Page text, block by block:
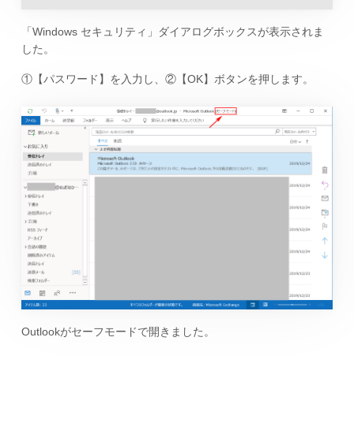
「Windows セキュリティ」ダイアログボックスが表示されま
した。
①【パスワード】を入力し、②【OK】ボタンを押します。
Outlookがセーフモードで開きました。